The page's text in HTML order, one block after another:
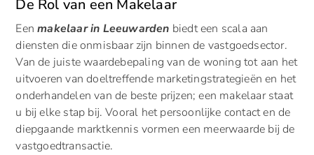
De Rol van een Makelaar
Eenmakelaar in Leeuwarden biedt een scala aan
diensten die onmisbaar zijn binnen de vastgoedsector.
Van de juiste waardebepaling van de woning tot aan het
uitvoeren van doeltreffende marketingstrategieën en het
onderhandelen van de beste prijzen; een makelaar staat
u bij elke stap bij. Vooral het persoonlijke contact en de
diepgaande marktkennis vormen een meerwaarde bij de
vastgoedtransactie.